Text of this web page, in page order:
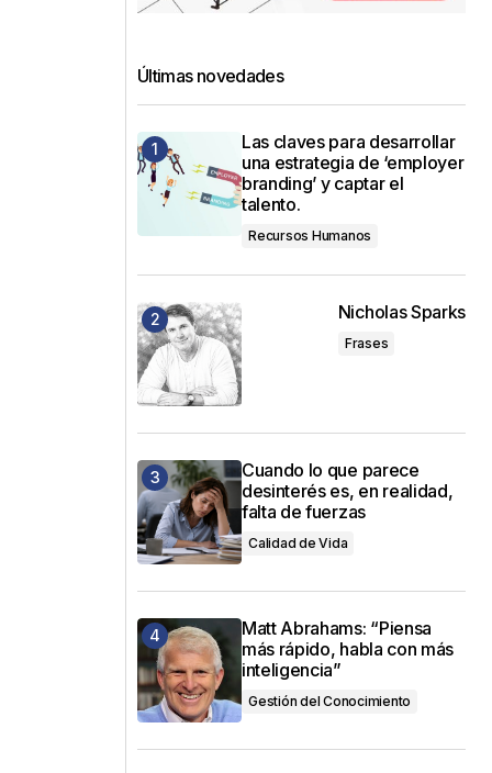
Últimas novedades
Las claves para desarrollar
una estrategia de ‘employer
branding’ y captar el
talento.
Recursos Humanos
Nicholas Sparks
Frases
Cuando lo que parece
desinterés es, en realidad,
falta de fuerzas
Calidad de Vida
Matt Abrahams: “Piensa
más rápido, habla con más
inteligencia”
Gestión del Conocimiento